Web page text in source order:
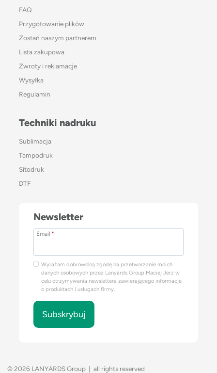
FAQ
Przygotowanie plików
Zostań naszym partnerem
Lista zakupowa
Zwroty i reklamacje
Wysyłka
Regulamin
Techniki nadruku
Sublimacja
Tampodruk
Sitodruk
DTF
Newsletter
Email *
Wyrażam dobrowolną zgodę na przetwarzanie moich
danych osobowych przez Lanyards Group Maciej Jerz w
celu otrzymywania newslettera zawierającego informacje
o produktach i usługach firmy.
Subskrybuj
© 2026 LANYARDS Group | all rights reserved